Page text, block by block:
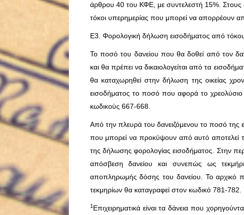
άρθρου 40 του ΚΦΕ, με συντελεστή 15%. Στους
τόκοι υπερημερίας που μπορεί να απορρέουν
Ε3. Φορολογική δήλωση εισοδήματος από
Το ποσό του δανείου που θα δοθεί από τον
και θα πρέπει να δικαιολογείται από τα
θα καταχωρηθεί στην δήλωση της οικείας
εισοδήματος το ποσό που αφορά το
κωδικούς 667-668.
Από την πλευρά του δανειζόμενου το ποσό της
που μπορεί να προκύψουν από αυτό αποτελεί
της δήλωσης φορολογίας εισοδήματος. Στην
απόσβεση δανείου και συνεπώς ως
αποπληρωμής δόσης του δανείου. Το αρχικό
τεκμηρίων θα καταγραφεί στον κωδικό 781-782.
1Επιχειρηματικά είναι τα δάνεια που